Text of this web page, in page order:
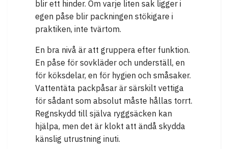
blir ett hinder. Om varje liten sak ligger i
egen påse blir packningen stökigare i
praktiken, inte tvärtom.
En bra nivå är att gruppera efter funktion.
En påse för sovkläder och underställ, en
för köksdelar, en för hygien och småsaker.
Vattentäta packpåsar är särskilt vettiga
för sådant som absolut måste hållas torrt.
Regnskydd till själva ryggsäcken kan
hjälpa, men det är klokt att ändå skydda
känslig utrustning inuti.